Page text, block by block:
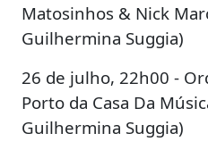
Matosinhos & Nick
Guilhermina Suggia)
26 de julho, 22h00 -
Porto da Casa Da
Guilhermina Suggia)